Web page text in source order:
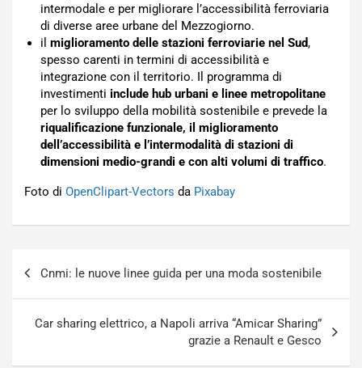
intermodale e per migliorare l’accessibilità ferroviaria
di diverse aree urbane del Mezzogiorno.
il miglioramento delle stazioni ferroviarie nel Sud,
spesso carenti in termini di accessibilità e
integrazione con il territorio. Il programma di
investimenti include hub urbani e linee metropolitane
per lo sviluppo della mobilità sostenibile e prevede la
riqualificazione funzionale, il miglioramento
dell’accessibilità e l’intermodalità di stazioni di
dimensioni medio-grandi e con alti volumi di traffico.
Foto di OpenClipart-Vectors da Pixabay
Cnmi: le nuove linee guida per una moda sostenibile
Car sharing elettrico, a Napoli arriva “Amicar Sharing”
grazie a Renault e Gesco